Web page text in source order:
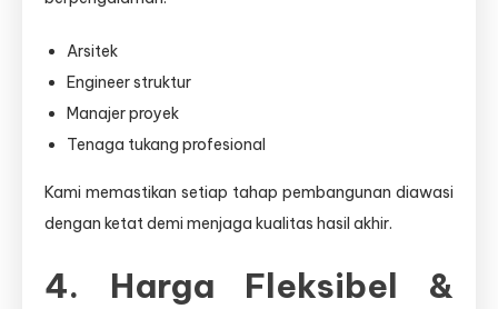
Arsitek
Engineer struktur
Manajer proyek
Tenaga tukang profesional
Kami memastikan setiap tahap pembangunan diawasi
dengan ketat demi menjaga kualitas hasil akhir.
4. Harga Fleksibel &